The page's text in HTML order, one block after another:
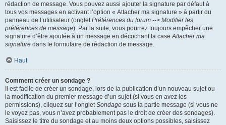
rédaction de message. Vous pouvez aussi ajouter la signature par défaut à
tous vos messages en activant l’option « Attacher ma signature » à partir du
panneau de l’utilisateur (ongletPréférences du forum --> Modifier les
préférences de message). Par la suite, vous pourrez toujours empêcher une
signature d’être ajoutée à un message en décochant la caseAttacher ma
signature dans le formulaire de rédaction de message.
Haut
Comment créer un sondage ?
Il est facile de créer un sondage, lors de la publication d’un nouveau sujet ou
la modification du premier message d’un sujet (si vous en avez les
permissions), cliquez sur l’ongletSondage sous la partie message (si vous ne
le voyez pas, vous n’avez probablement pas le droit de créer des sondages).
Saisissez le titre du sondage et au moins deux options possibles, saisissez